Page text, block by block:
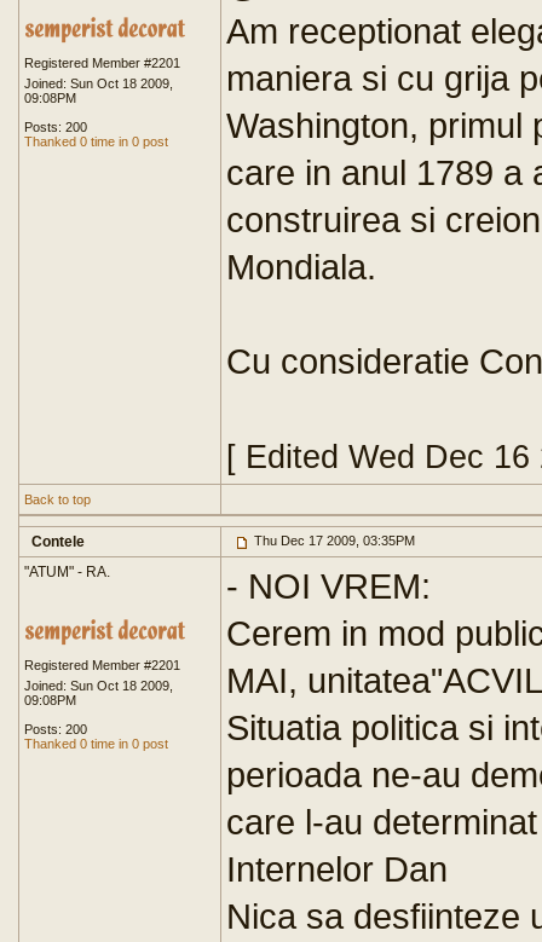
Registered Member #2201
Joined: Sun Oct 18 2009,
09:08PM
Posts: 200
Thanked 0 time in 0 post
Am receptionat
maniera si cu grija
Washington, primul
care in anul 1789 a
construirea si
Mondiala.
Cu consideratie
[ Edited Wed Dec
Back to top
Contele Thu Dec 17 2009, 03:35PM
"ATUM" - RA.
Registered Member #2201
Joined: Sun Oct 18 2009,
09:08PM
Posts: 200
Thanked 0 time in 0 post
- NOI VREM:
Cerem in mod
MAI,
Situatia politica si
perioada ne-au
care l-au
Internelor Dan
Nica sa desfiinteze